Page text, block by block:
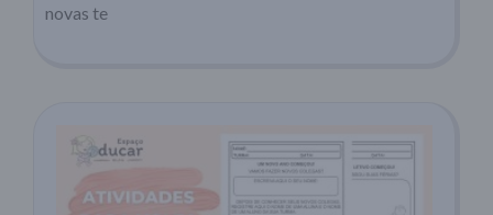
novas te